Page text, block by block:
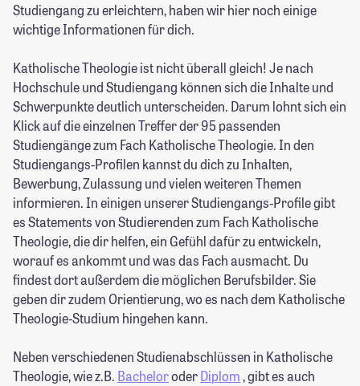
Studiengang zu erleichtern, haben wir hier noch einige
wichtige Informationen für dich.
Katholische Theologie ist nicht überall gleich! Je nach
Hochschule und Studiengang können sich die Inhalte und
Schwerpunkte deutlich unterscheiden. Darum lohnt sich ein
Klick auf die einzelnen Treffer der 95 passenden
Studiengänge zum Fach Katholische Theologie. In den
Studiengangs-Profilen kannst du dich zu Inhalten,
Bewerbung, Zulassung und vielen weiteren Themen
informieren. In einigen unserer Studiengangs-Profile gibt
es Statements von Studierenden zum Fach Katholische
Theologie, die dir helfen, ein Gefühl dafür zu entwickeln,
worauf es ankommt und was das Fach ausmacht. Du
findest dort außerdem die möglichen Berufsbilder. Sie
geben dir zudem Orientierung, wo es nach dem Katholische
Theologie-Studium hingehen kann.
Neben verschiedenen Studienabschlüssen in Katholische
Theologie, wie z.B. BacheloroderDiplom , gibt es auch